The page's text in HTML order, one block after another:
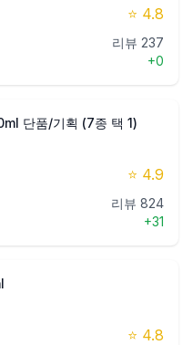
⭐ 4.8
리뷰 237
+0
단품/기획 (7종 택 1)
⭐ 4.9
리뷰 824
+31
⭐ 4.8